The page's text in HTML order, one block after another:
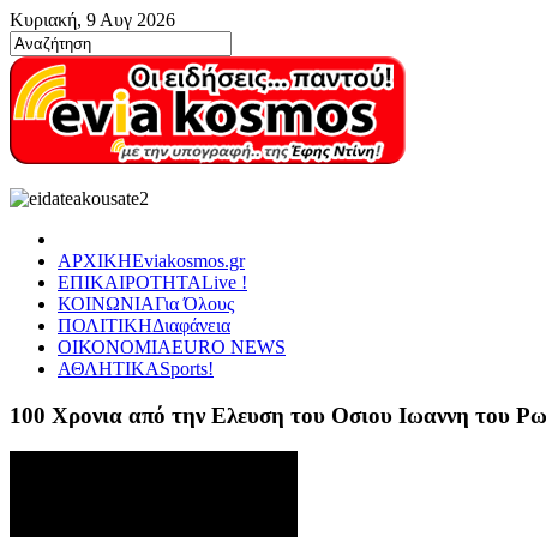
Κυριακή, 9 Αυγ 2026
ΑΡΧΙΚΗEviakosmos.gr
ΕΠΙΚΑΙΡΟΤΗΤΑLive !
ΚΟΙΝΩΝΙΑΓια Όλους
ΠΟΛΙΤΙΚΗΔιαφάνεια
ΟΙΚΟΝΟΜΙΑEURO NEWS
ΑΘΛΗΤΙΚΑSports!
100 Χρονια από την Ελευση του Οσιου Ιωαννη του